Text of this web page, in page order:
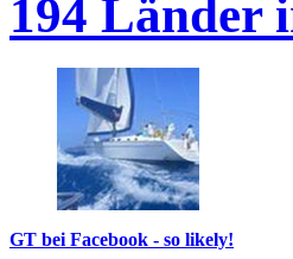
194 Länder
GT bei Facebook - so likely!